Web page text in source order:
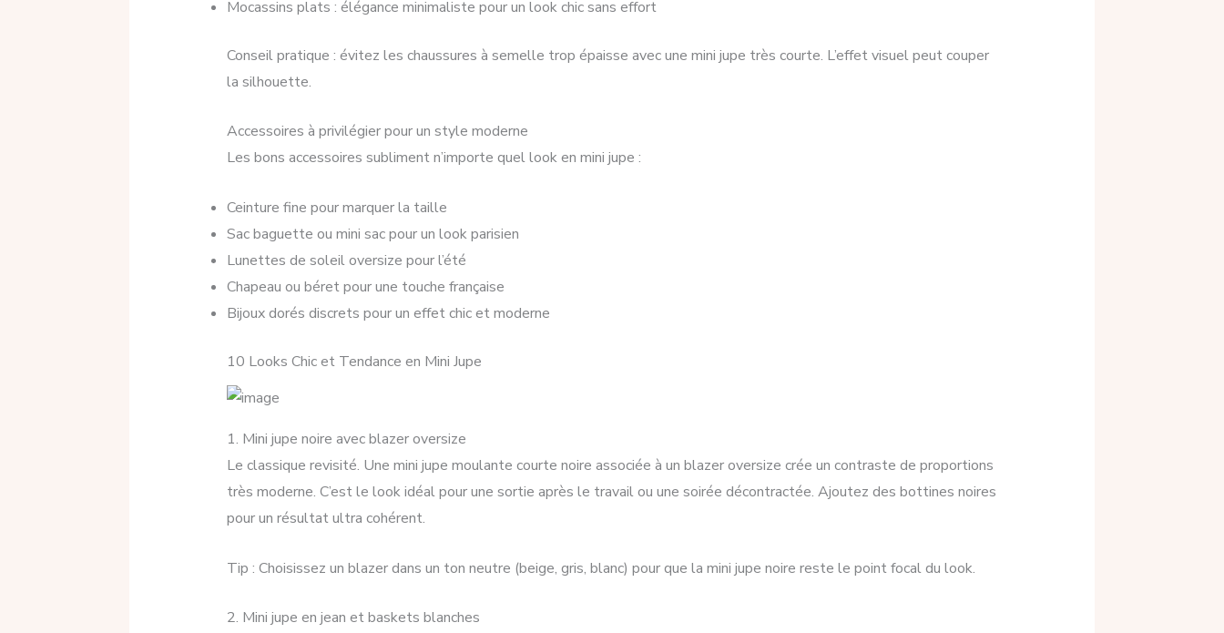
Mocassins plats : élégance minimaliste pour un look chic sans effort
Conseil pratique : évitez les chaussures à semelle trop épaisse avec une mini jupe très courte. L’effet visuel peut couper
la silhouette.
Accessoires à privilégier pour un style moderne
Les bons accessoires subliment n’importe quel look en mini jupe :
Ceinture fine pour marquer la taille
Sac baguette ou mini sac pour un look parisien
Lunettes de soleil oversize pour l’été
Chapeau ou béret pour une touche française
Bijoux dorés discrets pour un effet chic et moderne
10 Looks Chic et Tendance en Mini Jupe
1. Mini jupe noire avec blazer oversize
Le classique revisité. Une mini jupe moulante courte noire associée à un blazer oversize crée un contraste de proportions
très moderne. C’est le look idéal pour une sortie après le travail ou une soirée décontractée. Ajoutez des bottines noires
pour un résultat ultra cohérent.
Tip : Choisissez un blazer dans un ton neutre (beige, gris, blanc) pour que la mini jupe noire reste le point focal du look.
2. Mini jupe en jean et baskets blanches